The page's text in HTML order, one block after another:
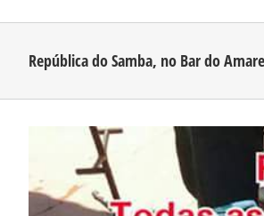
República do Samba, no Bar do